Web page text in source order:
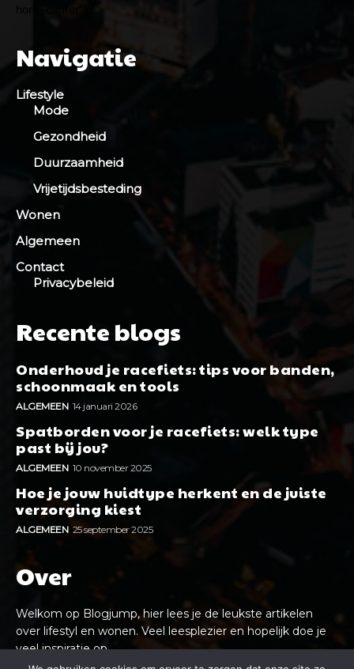
Navigatie
Lifestyle
Mode
Gezondheid
Duurzaamheid
Vrijetijdsbesteding
Wonen
Algemeen
Contact
Privacybeleid
Recente blogs
Onderhoud je racefiets: tips voor banden,
schoonmaak en tools
ALGEMEEN 14 januari 2026
Spatborden voor je racefiets: welk type
past bij jou?
ALGEMEEN 10 november 2025
Hoe je jouw huidtype herkent en de juiste
verzorging kiest
ALGEMEEN 25 september 2025
Over
Welkom op Blogjump, hier lees je de leukste artikelen
over lifestyl en wonen. Veel leesplezier en hopelijk doe je
veel inspiratie op.